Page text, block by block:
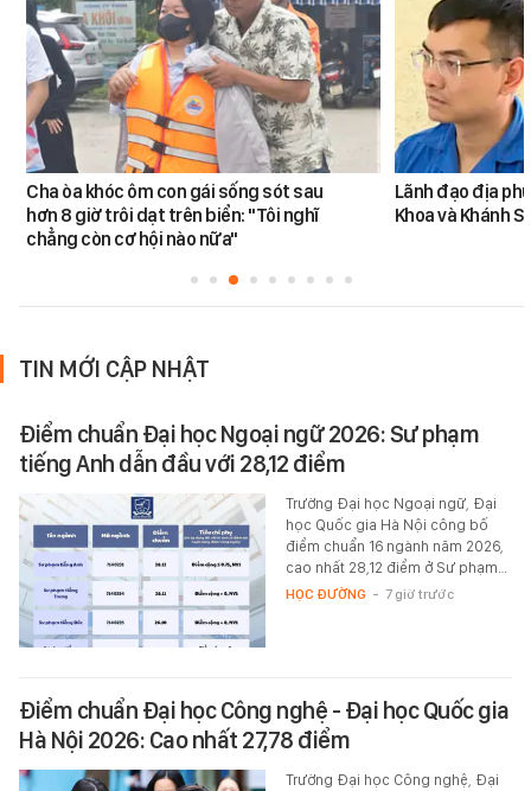
Cha òa khóc ôm con gái sống sót sau
hơn 8 giờ trôi dạt trên biển: "Tôi nghĩ
chẳng còn cơ hội nào nữa"
Lãnh đạo địa
Khoa và Khánh
TIN MỚI CẬP NHẬT
Điểm chuẩn Đại học Ngoại ngữ 2026: Sư phạm
tiếng Anh dẫn đầu với 28,12 điểm
Trường Đại học Ngoại ngữ, Đại
học Quốc gia Hà Nội công bố
điểm chuẩn 16 ngành năm 2026,
cao nhất 28,12 điểm ở Sư phạm…
HỌC ĐƯỜNG - 7 giờ trước
Điểm chuẩn Đại học Công nghệ - Đại học Quốc gia
Hà Nội 2026: Cao nhất 27,78 điểm
Trường Đại học Công nghệ, Đại